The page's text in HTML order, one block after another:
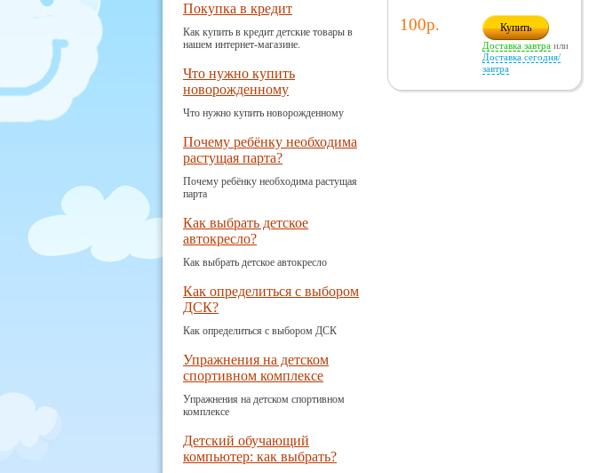
Покупка в кредит
Как купить в кредит детские товары в
нашем интернет-магазине.
Что нужно купить
новорожденному
Что нужно купить новорожденному
Почему ребёнку необходима
растущая парта?
Почему ребёнку необходима растущая
парта
Как выбрать детское
автокресло?
Как выбрать детское автокресло
Как определиться с выбором
ДСК?
Как определиться с выбором ДСК
Упражнения на детском
спортивном комплексе
Упражнения на детском спортивном
комплексе
Детский обучающий
компьютер: как выбрать?
100р. Купить
Доставка завтра или
Доставка сегодня/
завтра